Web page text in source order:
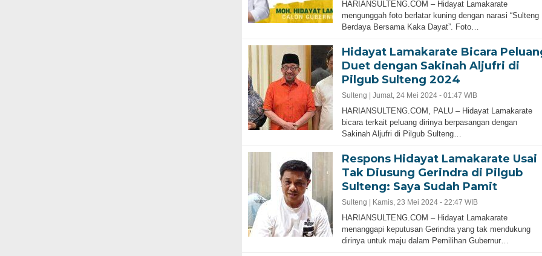
HARIANSULTENG.COM – Hidayat Lamakarate
mengunggah foto berlatar kuning dengan narasi “Sulteng
Berdaya Bersama Kaka Dayat”. Foto…
Hidayat Lamakarate Bicara
Duet dengan Sakinah Aljufri di
Pilgub Sulteng 2024
Sulteng | Jumat, 24 Mei 2024 - 01:47 WIB
HARIANSULTENG.COM, PALU – Hidayat Lamakarate
bicara terkait peluang dirinya berpasangan dengan
Sakinah Aljufri di Pilgub Sulteng…
Respons Hidayat Lamakarate Usai
Tak Diusung Gerindra di Pilgub
Sulteng: Saya Sudah Pamit
Sulteng | Kamis, 23 Mei 2024 - 22:47 WIB
HARIANSULTENG.COM – Hidayat Lamakarate
menanggapi keputusan Gerindra yang tak mendukung
dirinya untuk maju dalam Pemilihan Gubernur…